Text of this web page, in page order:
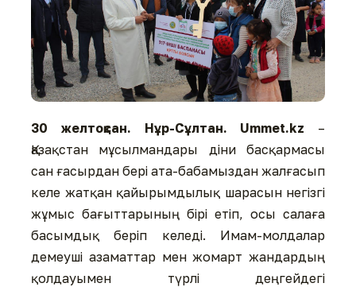
30 желтоқсан. Нұр-Сұлтан. Ummet.kz –
Қазақстан мұсылмандары діни басқармасы
сан ғасырдан бері ата-бабамыздан жалғасып
келе жатқан қайырымдылық шарасын негізгі
жұмыс бағыттарының бірі етіп, осы салаға
басымдық беріп келеді. Имам-молдалар
демеуші азаматтар мен жомарт жандардың
қолдауымен түрлі деңгейдегі